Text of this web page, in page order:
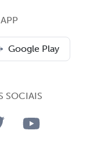
Google Play
SOCIAIS